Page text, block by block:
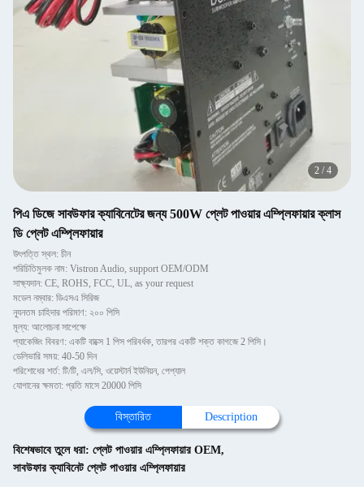
2 /4
পিএ ডিজে সাবউফার ক্যাবিনেটের জন্য 500W প্লেট পাওয়ার এম্প্লিফায়ার ক্লাস
ডি প্লেট এম্প্লিফায়ার
উৎপত্তি স্থল: চীন
পরিচিতিমুলক নাম: Vistron Audio, support OEM/ODM
সাক্ষ্যদান: CE, ROHS, FCC, UL, as your request
মডেল নম্বার: ডিএসএ সিরিজ
ন্যূনতম চাহিদার পরিমাণ: ২০০ পিসি
মূল্য: আলোচনা সাপেক্ষে
প্যাকেজিং বিবরণ: একটি বাক্সে 1 পিস পরিবর্ধক, তারপর একটি শক্ত কাগজে 2 পিসি।
ডেলিভারি সময়: 40-50 দিন
পরিশোধের শর্ত: টি/টি, এল/সি, ওয়েস্টার্ন ইউনিয়ন, পেপ্যাল
যোগানের ক্ষমতা: প্রতি মাসে 20000 পিসি
বিস্তারিত Description
বিশেষভাবে তুলে ধরা: প্লেট পাওয়ার এম্প্লিফায়ার OEM,
সাবউফার ক্যাবিনেট প্লেট পাওয়ার এম্প্লিফায়ার